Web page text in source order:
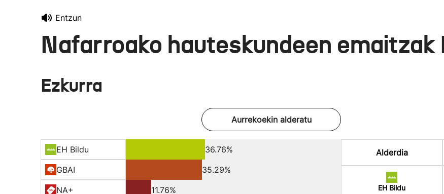
Entzun
Nafarroako hauteskundeen emaitzak
Ezkurra
Aurrekoekin alderatu
EH Bildu
36.76%
GBAI
35.29%
NA+
11.76%
Alderdia
EH Bildu